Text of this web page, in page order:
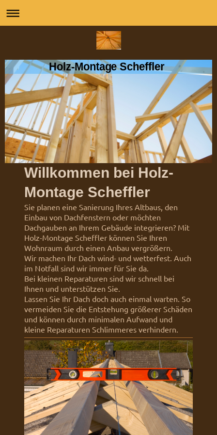
Holz-Montage Scheffler
Willkommen bei Holz-
Montage Scheffler
Sie planen eine Sanierung Ihres Altbaus, den
Einbau von Dachfenstern oder möchten
Dachgauben an Ihrem Gebäude integrieren? Mit
Holz-Montage Scheffler können Sie Ihren
Wohnraum durch einen Anbau vergrößern.
Wir machen Ihr Dach wind- und wetterfest. Auch
im Notfall sind wir immer für Sie da.
Bei kleinen Reparaturen sind wir schnell bei
Ihnen und unterstützen Sie.
Lassen Sie Ihr Dach doch auch einmal warten. So
vermeiden Sie die Entstehung größerer Schäden
und können durch minimalen Aufwand und
kleine Reparaturen Schlimmeres verhindern.